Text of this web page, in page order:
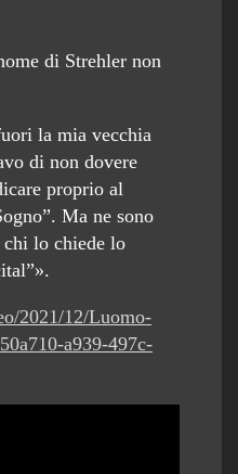
di Strehler non
la mia vecchia
di non dovere
proprio al
Ma ne sono
lo chiede lo
2021/12/Luomo-
a939-497c-